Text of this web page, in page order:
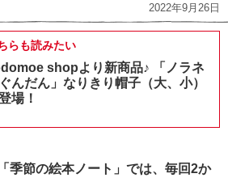
2022年9月26日
らも読みたい
shopより新商品♪ 「ノラネ
んだん」なりきり帽子（大、小）
場！
季節の絵本ノート」では、毎回2か